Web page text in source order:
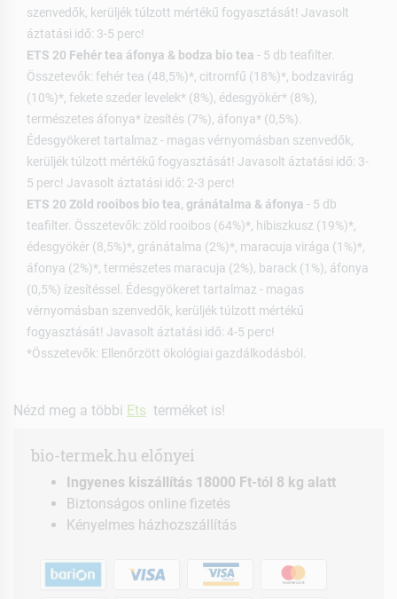
szenvedők, kerüljék túlzott mértékű fogyasztását! Javasolt
áztatási idő: 3-5 perc!
ETS 20 Fehér tea áfonya & bodza bio tea - 5 db teafilter.
Összetevők: fehér tea (48,5%)*, citromfű (18%)*, bodzavirág
(10%)*, fekete szeder levelek* (8%), édesgyökér* (8%),
természetes áfonya* ízesítés (7%), áfonya* (0,5%).
Édesgyökeret tartalmaz - magas vérnyomásban szenvedők,
kerüljék túlzott mértékű fogyasztását! Javasolt áztatási idő: 3-
5 perc! Javasolt áztatási idő: 2-3 perc!
ETS 20 Zöld rooibos bio tea, gránátalma & áfonya - 5 db
teafilter. Összetevők: zöld rooibos (64%)*, hibiszkusz (19%)*,
édesgyökér (8,5%)*, gránátalma (2%)*, maracuja virága (1%)*,
áfonya (2%)*, természetes maracuja (2%), barack (1%), áfonya
(0,5%) ízesítéssel. Édesgyökeret tartalmaz - magas
vérnyomásban szenvedők, kerüljék túlzott mértékű
fogyasztását! Javasolt áztatási idő: 4-5 perc!
*Összetevők: Ellenőrzött ökológiai gazdálkodásból.
Nézd meg a többi Ets terméket is!
bio-termek.hu előnyei
Ingyenes kiszállítás 18000 Ft-tól 8 kg alatt
Biztonságos online fizetés
Kényelmes házhozszállítás